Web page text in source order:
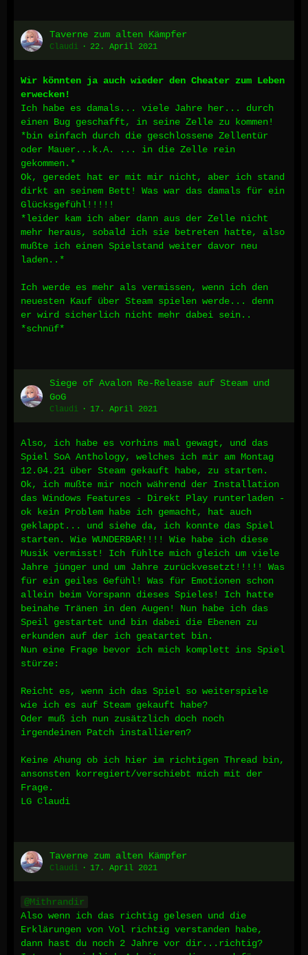
Taverne zum alten Kämpfer
Claudi 22. April 2021
Wir könnten ja auch wieder den Cheater zum Leben
erwecken!
Ich habe es damals... viele Jahre her... durch
einen Bug geschafft, in seine Zelle zu kommen!
*bin einfach durch die geschlossene Zellentür
oder Mauer...k.A. ... in die Zelle rein
gekommen.*
Ok, geredet hat er mit mir nicht, aber ich stand
dirkt an seinem Bett! Was war das damals für ein
Glücksgefühl!!!!!
*leider kam ich aber dann aus der Zelle nicht
mehr heraus, sobald ich sie betreten hatte, also
mußte ich einen Spielstand weiter davor neu
laden..*
Ich werde es mehr als vermissen, wenn ich den
neuesten Kauf über Steam spielen werde... denn
er wird sicherlich nicht mehr dabei sein..
*schnüf*
Siege of Avalon Re-Release auf Steam und
GoG
Claudi 17. April 2021
Also, ich habe es vorhins mal gewagt, und das
Spiel SoA Anthology, welches ich mir am Montag
12.04.21 über Steam gekauft habe, zu starten.
Ok, ich mußte mir noch während der Installation
das Windows Features - Direkt Play runterladen -
ok kein Problem habe ich gemacht, hat auch
geklappt... und siehe da, ich konnte das Spiel
starten. Wie WUNDERBAR!!!! Wie habe ich diese
Musik vermisst! Ich fühlte mich gleich um viele
Jahre jünger und um Jahre zurückvesetzt!!!!! Was
für ein geiles Gefühl! Was für Emotionen schon
allein beim Vorspann dieses Spieles! Ich hatte
beinahe Tränen in den Augen! Nun habe ich das
Speil gestartet und bin dabei die Ebenen zu
erkunden auf der ich geatartet bin.
Nun eine Frage bevor ich mich komplett ins Spiel
stürze:
Reicht es, wenn ich das Spiel so weiterspiele
wie ich es auf Steam gekauft habe?
Oder muß ich nun zusätzlich doch noch
irgendeinen Patch installieren?
Keine Ahung ob ich hier im richtigen Thread bin,
ansonsten korregiert/verschiebt mich mit der
Frage.
LG Claudi
Taverne zum alten Kämpfer
Claudi 17. April 2021
Mithrandir
Also wenn ich das richtig gelesen und die
Erklärungen von Vol richtig verstanden habe,
dann hast du noch 2 Jahre vor dir...richtig?